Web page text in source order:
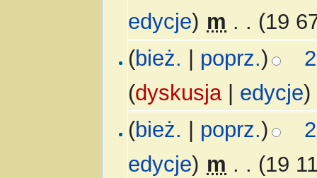
edycje) m . . (19
(bież. poprz.)
(dyskusja| edycje)
(bież. poprz.)
edycje) m . . (19